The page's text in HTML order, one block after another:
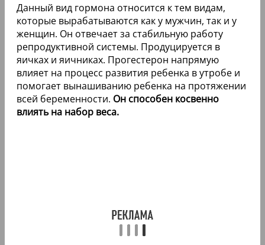
Данный вид гормона относится к тем видам,
которые вырабатываются как у мужчин, так и у
женщин. Он отвечает за стабильную работу
репродуктивной системы. Продуцируется в
яичках и яичниках. Прогестерон напрямую
влияет на процесс развития ребенка в утробе и
помогает вынашиванию ребенка на протяжении
всей беременности. Он способен косвенно
влиять на набор веса.